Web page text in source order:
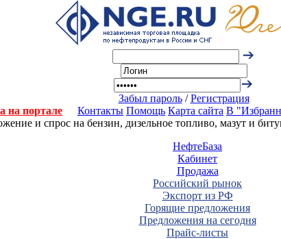
Забыл пароль/Регистрация
на портале
Контакты Помощь Карта сайта В
и спрос на бензин, дизельное топливо, мазут и
НефтеБаза
Кабинет
Продажа
Российский рынок
Экспорт из РФ
Горящие предложения
Предложения на сегодня
Прайс-листы